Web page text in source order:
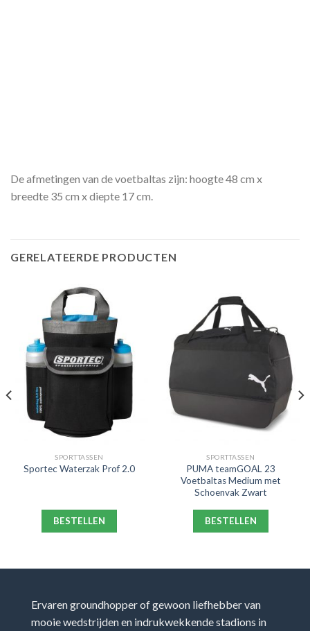
De afmetingen van de voetbaltas zijn: hoogte 48 cm x
breedte 35 cm x diepte 17 cm.
GERELATEERDE PRODUCTEN
SPORTTASSEN
Sportec Waterzak Prof 2.0
BESTELLEN
SPORTTASSEN
PUMA teamGOAL 23
Voetbaltas Medium met
Schoenvak Zwart
BESTELLEN
Ervaren groundhopper of gewoon liefhebber van
mooie wedstrijden en indrukwekkende stadions in